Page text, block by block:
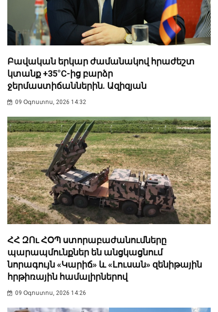
Բավական երկար ժամանակով հրաժեշտ
կտանք +35°C-ից բարձր
ջերմաստիճաններին. Ազիզյան
09 Օգոստոս, 2026 14:32
ՀՀ ԶՈւ ՀՕՊ ստորաբաժանումները
պարապմունքներ են անցկացնում
նորագույն «Կարիճ» և «Լուսան» զենիթային
հրթիռային համալիրներով
09 Օգոստոս, 2026 14:26